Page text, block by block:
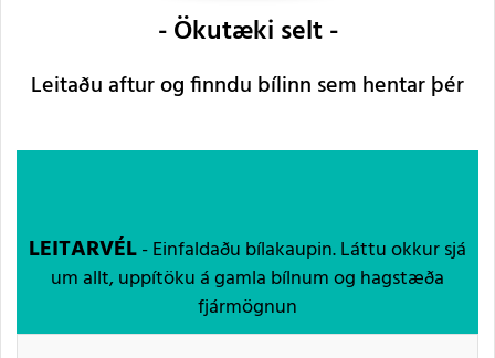
Ökutæki selt
Leitaðu aftur og finndu bílinn sem hentar þér
LEITARVÉL- Einfaldaðu bílakaupin. Láttu okkur sjá
um allt, uppítöku á gamla bílnum og hagstæða
fjármögnun